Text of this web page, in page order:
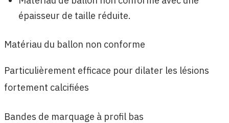
épaisseur de taille réduite.
Matériau du ballon non conforme
Particulièrement efficace pour dilater les lésions
fortement calcifiées
Bandes de marquage à profil bas